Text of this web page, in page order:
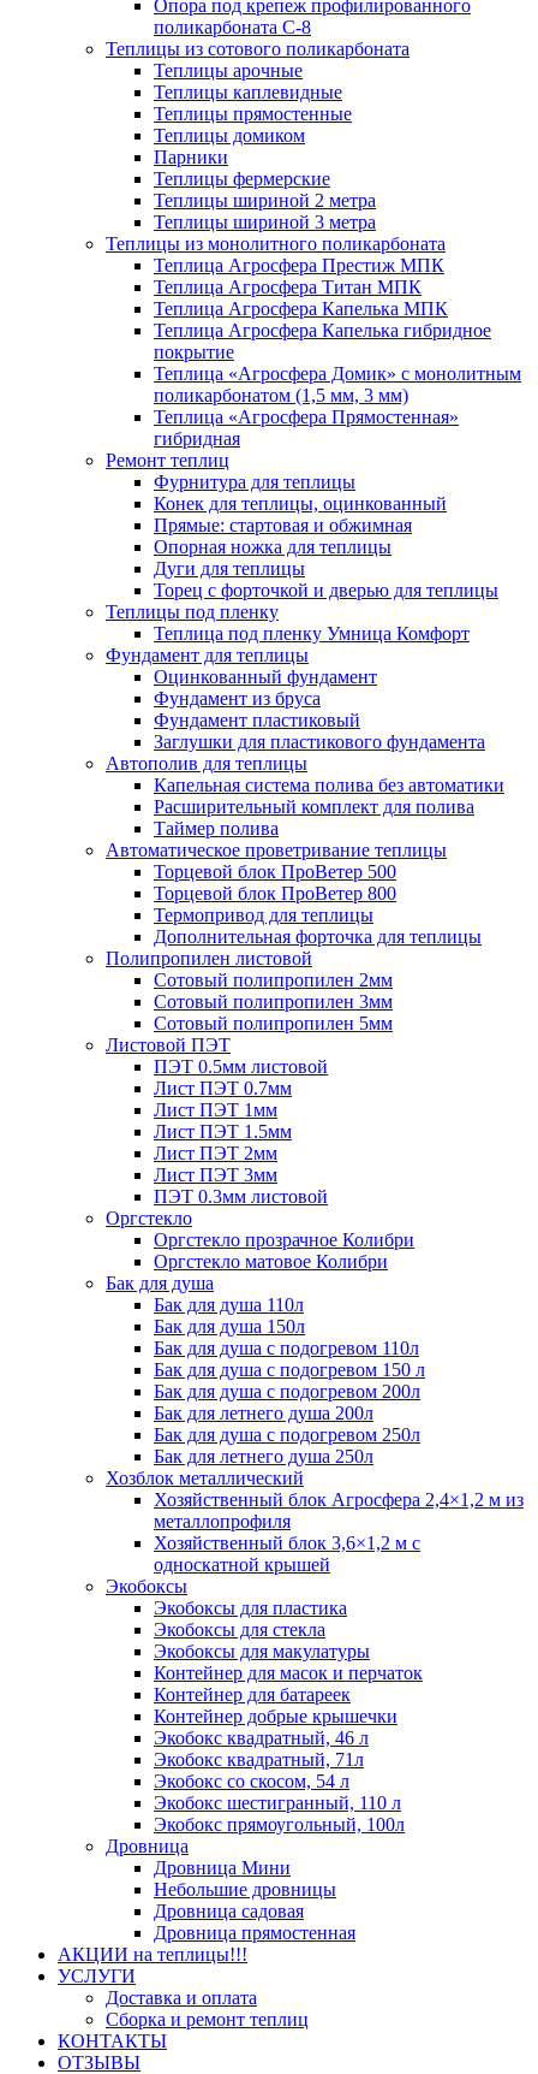
Опора под крепеж профилированного
поликарбоната С-8
Теплицы из сотового поликарбоната
Теплицы арочные
Теплицы каплевидные
Теплицы прямостенные
Теплицы домиком
Парники
Теплицы фермерские
Теплицы шириной 2 метра
Теплицы шириной 3 метра
Теплицы из монолитного поликарбоната
Теплица Агросфера Престиж МПК
Теплица Агросфера Титан МПК
Теплица Агросфера Капелька МПК
Теплица Агросфера Капелька гибридное
покрытие
Теплица «Агросфера Домик» с монолитным
поликарбонатом (1,5 мм, 3 мм)
Теплица «Агросфера Прямостенная»
гибридная
Ремонт теплиц
Фурнитура для теплицы
Конек для теплицы, оцинкованный
Прямые: стартовая и обжимная
Опорная ножка для теплицы
Дуги для теплицы
Торец с форточкой и дверью для теплицы
Теплицы под пленку
Теплица под пленку Умница Комфорт
Фундамент для теплицы
Оцинкованный фундамент
Фундамент из бруса
Фундамент пластиковый
Заглушки для пластикового фундамента
Автополив для теплицы
Капельная система полива без автоматики
Расширительный комплект для полива
Таймер полива
Автоматическое проветривание теплицы
Торцевой блок ПроВетер 500
Торцевой блок ПроВетер 800
Термопривод для теплицы
Дополнительная форточка для теплицы
Полипропилен листовой
Сотовый полипропилен 2мм
Сотовый полипропилен 3мм
Сотовый полипропилен 5мм
Листовой ПЭТ
ПЭТ 0.5мм листовой
Лист ПЭТ 0.7мм
Лист ПЭТ 1мм
Лист ПЭТ 1.5мм
Лист ПЭТ 2мм
Лист ПЭТ 3мм
ПЭТ 0.3мм листовой
Оргстекло
Оргстекло прозрачное Колибри
Оргстекло матовое Колибри
Бак для душа
Бак для душа 110л
Бак для душа 150л
Бак для душа с подогревом 110л
Бак для душа с подогревом 150 л
Бак для душа с подогревом 200л
Бак для летнего душа 200л
Бак для душа с подогревом 250л
Бак для летнего душа 250л
Хозблок металлический
Хозяйственный блок Агросфера 2,4×1,2 м из
металлопрофиля
Хозяйственный блок 3,6×1,2 м с
односкатной крышей
Экобоксы
Экобоксы для пластика
Экобоксы для стекла
Экобоксы для макулатуры
Контейнер для масок и перчаток
Контейнер для батареек
Контейнер добрые крышечки
Экобокс квадратный, 46 л
Экобокс квадратный, 71л
Экобокс со скосом, 54 л
Экобокс шестигранный, 110 л
Экобокс прямоугольный, 100л
Дровница
Дровница Мини
Небольшие дровницы
Дровница садовая
Дровница прямостенная
АКЦИИ на теплицы!!!
УСЛУГИ
Доставка и оплата
Сборка и ремонт теплиц
КОНТАКТЫ
ОТЗЫВЫ